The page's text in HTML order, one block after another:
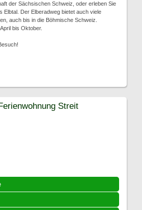
der Sächsischen Schweiz, oder erleben Sie
Elbtal. Der Elberadweg bietet auch viele
auch bis in die Böhmische Schweiz.
bis Oktober.
Streit